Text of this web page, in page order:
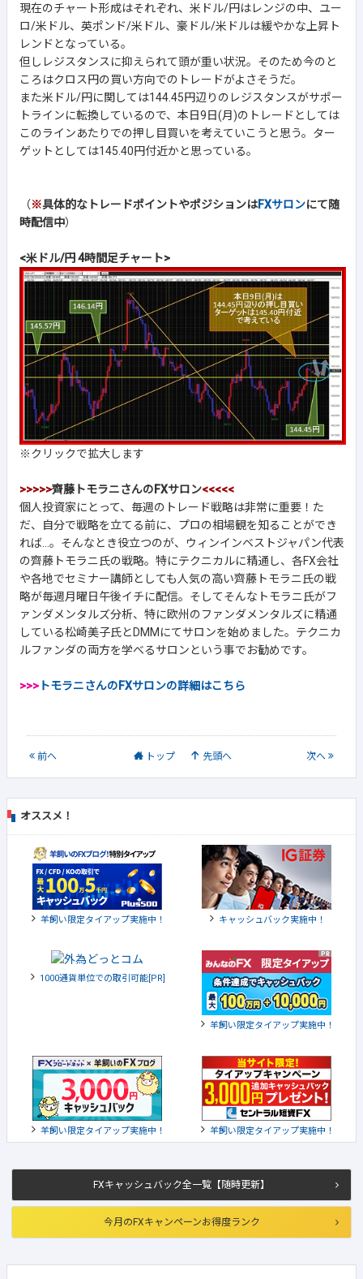
現在のチャート形成はそれぞれ、米ドル/円はレンジの中、ユー
ロ/米ドル、英ポンド/米ドル、豪ドル/米ドルは緩やかな上昇ト
レンドとなっている。
但しレジスタンスに抑えられて頭が重い状況。そのため今のと
ころはクロス円の買い方向でのトレードがよさそうだ。
また米ドル/円に関しては144.45円辺りのレジスタンスがサポー
トラインに転換しているので、本日9日(月)のトレードとしては
このラインあたりでの押し目買いを考えていこうと思う。ター
ゲットとしては145.40円付近かと思っている。
（※具体的なトレードポイントやポジションはFXサロンにて随
時配信中）
<米ドル/円 4時間足チャート>
※クリックで拡大します
>>>>>齊藤トモラニさんのFXサロン<<<<<
個人投資家にとって、毎週のトレード戦略は非常に重要！た
だ、自分で戦略を立てる前に、プロの相場観を知ることができ
れば...。そんなとき役立つのが、ウィンインベストジャパン代表
の齊藤トモラニ氏の戦略。特にテクニカルに精通し、各FX会社
や各地でセミナー講師としても人気の高い齊藤トモラニ氏の戦
略が毎週月曜日午後イチに配信。そしてそんなトモラニ氏がフ
ァンダメンタルズ分析、特に欧州のファンダメンタルズに精通
している松崎美子氏とDMMにてサロンを始めました。テクニカ
ルファンダの両方を学べるサロンという事でお勧めです。
>>> トモラニさんのFXサロンの詳細はこちら
前へ トップ 先頭へ 次へ
FXキャッシュバック全一覧【随時更新】
今月のFXキャンペーンお得度ランク
オススメ！
羊飼い限定タイアップ実施中！ キャッシュバック実施中！
1000通貨単位での取引可能[PR]
羊飼い限定タイアップ実施中！
羊飼い限定タイアップ実施中！ 羊飼い限定タイアップ実施中！